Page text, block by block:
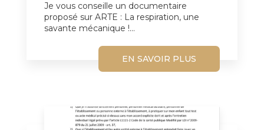
Je vous conseille un documentaire
proposé sur ARTE : La respiration, une
savante mécanique !...
EN SAVOIR PLUS